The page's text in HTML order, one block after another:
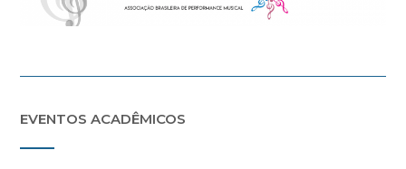
EVENTOS ACADÊMICOS